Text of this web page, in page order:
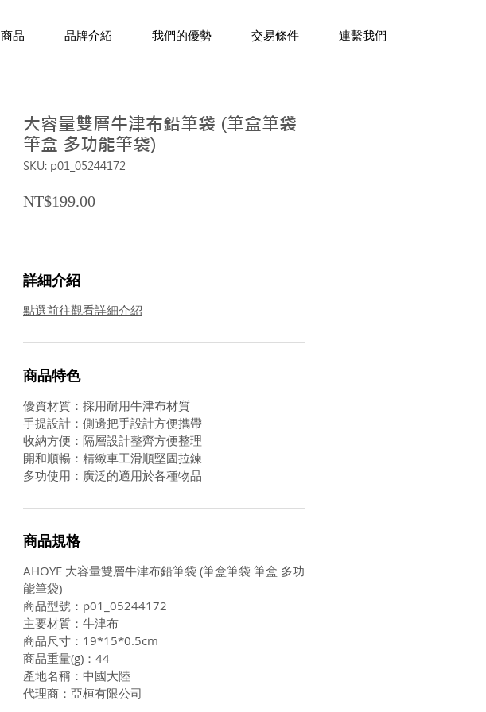
商品 品牌介紹 我們的優勢 交易條件 連繫我們
大容量雙層牛津布鉛筆袋 (筆盒筆袋
筆盒 多功能筆袋)
SKU: p01_05244172
NT$199.00Price
詳細介紹
點選前往觀看詳細介紹
商品特色
優質材質：採用耐用牛津布材質
手提設計：側邊把手設計方便攜帶
收納方便：隔層設計整齊方便整理
開和順暢：精緻車工滑順堅固拉鍊
多功使用：廣泛的適用於各種物品
商品規格
AHOYE 大容量雙層牛津布鉛筆袋 (筆盒筆袋 筆盒 多功
能筆袋)
商品型號：p01_05244172
主要材質：牛津布
商品尺寸：19*15*0.5cm
商品重量(g)：44
產地名稱：中國大陸
代理商：亞桓有限公司